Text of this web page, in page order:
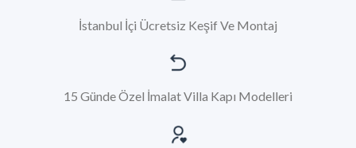
İstanbul İçi Ücretsiz Keşif Ve Montaj
15 Günde Özel İmalat Villa Kapı Modelleri